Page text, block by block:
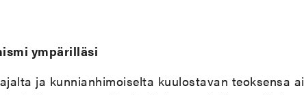
ympärilläsi
ja kunnianhimoiselta kuulostavan teoksensa